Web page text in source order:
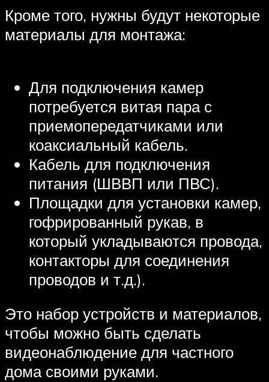
Кроме того, нужны будут некоторые
материалы для монтажа:
Для подключения камер
потребуется витая пара с
приемопередатчиками или
коаксиальный кабель.
Кабель для подключения
питания (ШВВП или ПВС).
Площадки для установки камер,
гофрированный рукав, в
который укладываются провода,
контакторы для соединения
проводов и т.д.).
Это набор устройств и материалов,
чтобы можно быть сделать
видеонаблюдение для частного
дома своими руками.